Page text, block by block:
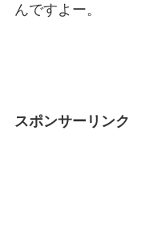
んですよー。
スポンサーリンク